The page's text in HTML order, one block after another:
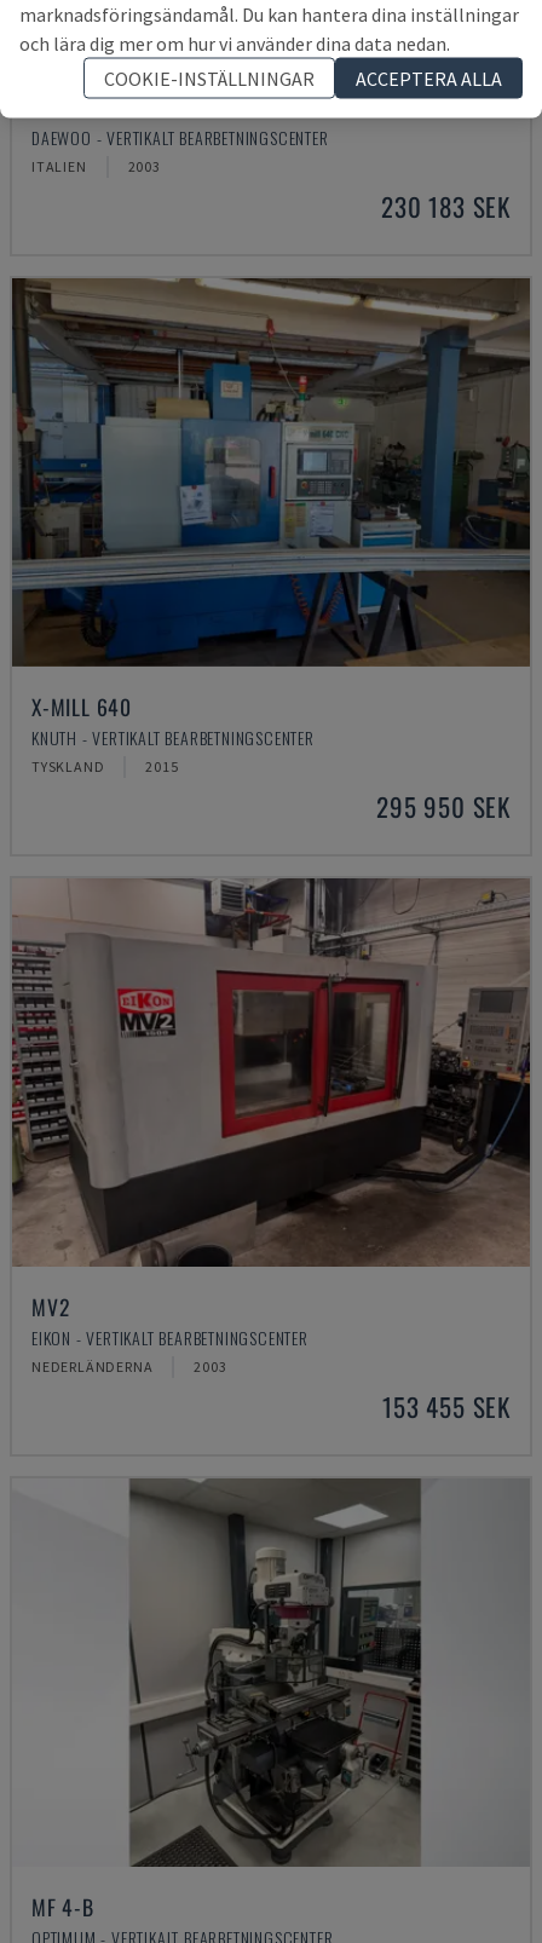
MYNX 550
DAEWOO - VERTIKALT BEARBETNINGSCENTER
ITALIEN 2003
230 183 SEK
X-MILL 640
KNUTH - VERTIKALT BEARBETNINGSCENTER
TYSKLAND 2015
295 950 SEK
MV2
EIKON - VERTIKALT BEARBETNINGSCENTER
NEDERLÄNDERNA 2003
153 455 SEK
MF 4-B
OPTIMUM - VERTIKALT BEARBETNINGSCENTER
marknadsföringsändamål. Du kan hantera dina inställningar
och lära dig mer om hur vi använder dina data nedan.
COOKIE-INSTÄLLNINGAR
ACCEPTERA ALLA